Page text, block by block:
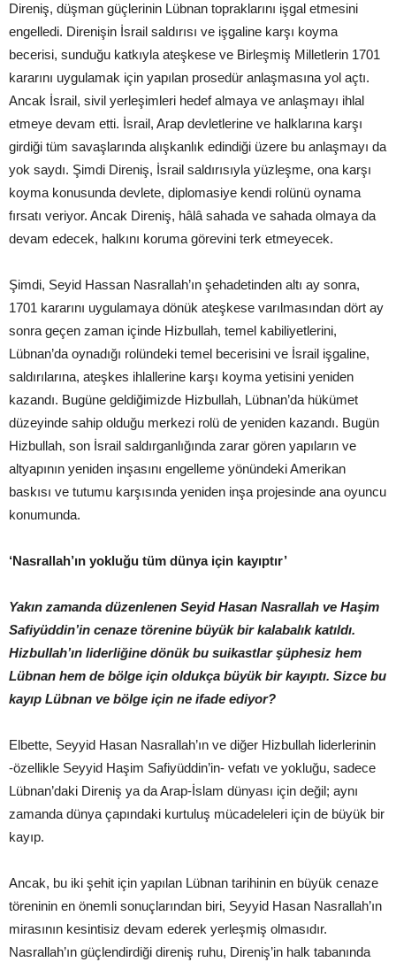
Direniş, düşman güçlerinin Lübnan topraklarını işgal etmesini
engelledi. Direnişin İsrail saldırısı ve işgaline karşı koyma
becerisi, sunduğu katkıyla ateşkese ve Birleşmiş Milletlerin 1701
kararını uygulamak için yapılan prosedür anlaşmasına yol açtı.
Ancak İsrail, sivil yerleşimleri hedef almaya ve anlaşmayı ihlal
etmeye devam etti. İsrail, Arap devletlerine ve halklarına karşı
girdiği tüm savaşlarında alışkanlık edindiği üzere bu anlaşmayı da
yok saydı. Şimdi Direniş, İsrail saldırısıyla yüzleşme, ona karşı
koyma konusunda devlete, diplomasiye kendi rolünü oynama
fırsatı veriyor. Ancak Direniş, hâlâ sahada ve sahada olmaya da
devam edecek, halkını koruma görevini terk etmeyecek.
Şimdi, Seyid Hassan Nasrallah’ın şehadetinden altı ay sonra,
1701 kararını uygulamaya dönük ateşkese varılmasından dört ay
sonra geçen zaman içinde Hizbullah, temel kabiliyetlerini,
Lübnan’da oynadığı rolündeki temel becerisini ve İsrail işgaline,
saldırılarına, ateşkes ihlallerine karşı koyma yetisini yeniden
kazandı. Bugüne geldiğimizde Hizbullah, Lübnan’da hükümet
düzeyinde sahip olduğu merkezi rolü de yeniden kazandı. Bugün
Hizbullah, son İsrail saldırganlığında zarar gören yapıların ve
altyapının yeniden inşasını engelleme yönündeki Amerikan
baskısı ve tutumu karşısında yeniden inşa projesinde ana oyuncu
konumunda.
‘Nasrallah’ın yokluğu tüm dünya için kayıptır’
Yakın zamanda düzenlenen Seyid Hasan Nasrallah ve Haşim
Safiyüddin’in cenaze törenine büyük bir kalabalık katıldı.
Hizbullah’ın liderliğine dönük bu suikastlar şüphesiz hem
Lübnan hem de bölge için oldukça büyük bir kayıptı. Sizce bu
kayıp Lübnan ve bölge için ne ifade ediyor?
Elbette, Seyyid Hasan Nasrallah’ın ve diğer Hizbullah liderlerinin
-özellikle Seyyid Haşim Safiyüddin’in- vefatı ve yokluğu, sadece
Lübnan’daki Direniş ya da Arap-İslam dünyası için değil; aynı
zamanda dünya çapındaki kurtuluş mücadeleleri için de büyük bir
kayıp.
Ancak, bu iki şehit için yapılan Lübnan tarihinin en büyük cenaze
töreninin en önemli sonuçlarından biri, Seyyid Hasan Nasrallah’ın
mirasının kesintisiz devam ederek yerleşmiş olmasıdır.
Nasrallah’ın güçlendirdiği direniş ruhu, Direniş’in halk tabanında